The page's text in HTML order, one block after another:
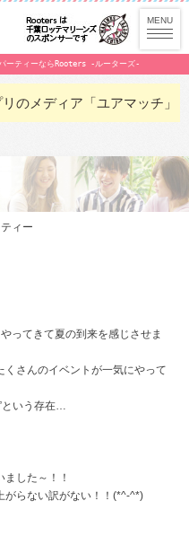
ーティーならRooters -ルーターズ-
のメディア「ユアマッチ」
ィー
ってきて夏の到来を感じさせま
んのイベントが一気にやって
という存在…
した～！！
がらない訳がない！！(*^-^*)